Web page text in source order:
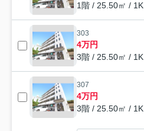
1階 / 25.50㎡ / 1K
303
4万円
3階 / 25.50㎡ / 1K
307
4万円
3階 / 25.50㎡ / 1K